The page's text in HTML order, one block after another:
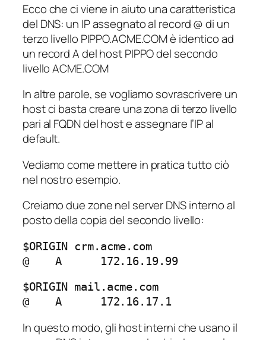
Ecco che ci viene in aiuto una caratteristica
del DNS: un IP assegnato al record @ di un
terzo livello PIPPO.ACME.COM è identico ad
un record A del host PIPPO del secondo
livello ACME.COM
In altre parole, se vogliamo sovrascrivere un
host ci basta creare una zona di terzo livello
pari al FQDN del host e assegnare l’IP al
default.
Vediamo come mettere in pratica tutto ciò
nel nostro esempio.
Creiamo due zone nel server DNS interno al
posto della copia del secondo livello:
$ORIGIN crm.acme.com
@    A      172.16.19.99
$ORIGIN mail.acme.com
@    A      172.16.17.1
In questo modo, gli host interni che usano il